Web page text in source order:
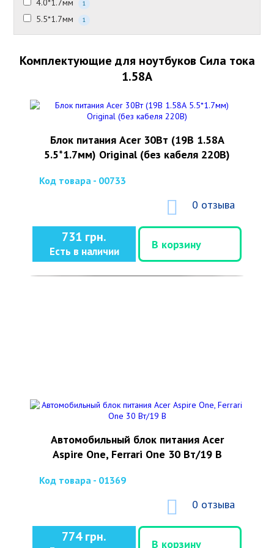
4.0*1.7мм 1
5.5*1.7мм 1
Комплектующие для ноутбуков Сила тока
1.58А
Блок питания Acer 30Вт (19В 1.58А
5.5*1.7мм) Original (без кабеля 220В)
Код товара - 00733
0 отзыва
731 грн.
Есть в наличии
В корзину
Автомобильный блок питания Acer
Aspire One, Ferrari One 30 Вт/19 В
Код товара - 01369
0 отзыва
774 грн. В корзину